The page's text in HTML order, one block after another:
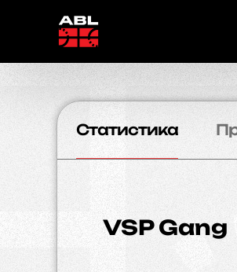
Статистика
VSP Gang